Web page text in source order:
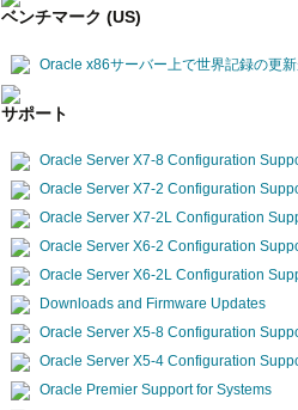
ベンチマーク (US)
Oracle x86サーバー上で世界記録の更
サポート
Oracle Server X7-8 Configuration
Oracle Server X7-2 Configuration
Oracle Server X7-2L Configuration
Oracle Server X6-2 Configuration
Oracle Server X6-2L Configuration
Downloads and Firmware Updates
Oracle Server X5-8 Configuration
Oracle Server X5-4 Configuration
Oracle Premier Support for Systems